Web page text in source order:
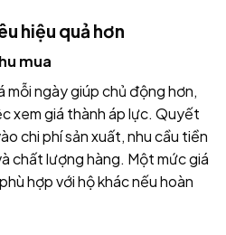
hiệu quả hơn
mua
mỗi ngày giúp chủ động hơn,
xem giá thành áp lực. Quyết
chi phí sản xuất, nhu cầu tiền
chất lượng hàng. Một mức giá
hợp với hộ khác nếu hoàn